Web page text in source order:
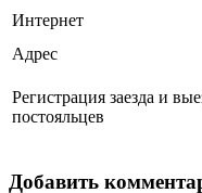
Интернет
Адрес
Регистрация заезда и
постояльцев
Добавить